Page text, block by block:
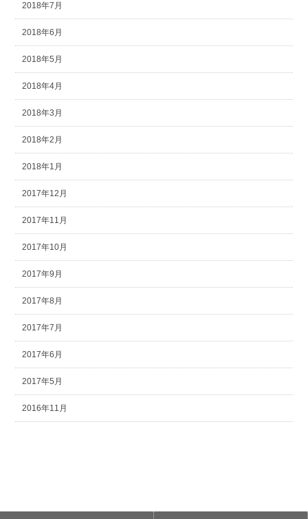
2018年7月
2018年6月
2018年5月
2018年4月
2018年3月
2018年2月
2018年1月
2017年12月
2017年11月
2017年10月
2017年9月
2017年8月
2017年7月
2017年6月
2017年5月
2016年11月